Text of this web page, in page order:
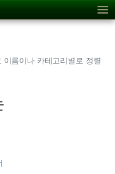
름이나 카테고리별로 정렬